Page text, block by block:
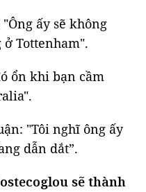
ấy sẽ không
Tottenham".
ổn khi bạn cầm
"Tôi nghĩ ông ấy
dẫn dắt”.
sẽ thành